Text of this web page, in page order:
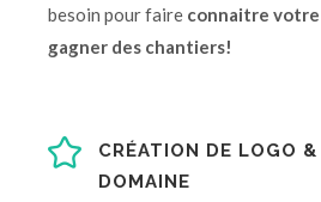
besoin pour faire connaitre
gagner des chantiers!
CRÉATION DE LOGO
DOMAINE